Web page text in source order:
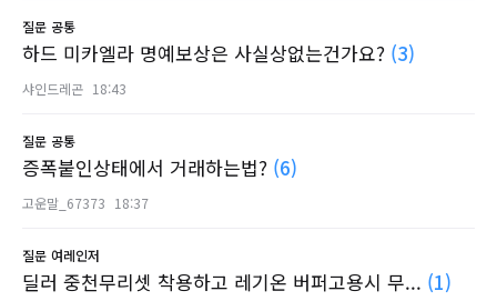
질문 공통
하드 미카엘라 명예보상은 사실상없는건가요? (3)
샤인드레곤 18:43
질문 공통
증폭붙인상태에서 거래하는법? (6)
고운말_67373 18:37
질문 여레인저
딜러 중천무리셋 착용하고 레기온 버퍼고용시 무... (1)